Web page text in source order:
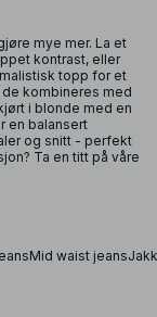
mye mer. La et
kontrast, eller
topp for et
kombineres med
i blonde med en
en balansert
og snitt - perfekt
Ta en titt på våre
Mid waist jeans